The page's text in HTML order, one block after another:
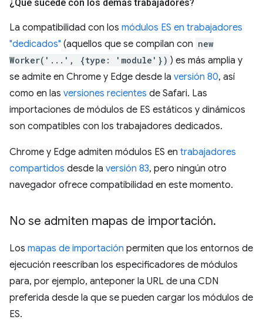
¿Qué sucede con los demás trabajadores?
La compatibilidad con los módulos ES en trabajadores
"dedicados" (aquellos que se compilan con new
Worker('...', {type: 'module'}) ) es más amplia y
se admite en Chrome y Edge desde la versión 80, así
como en las versiones recientes de Safari. Las
importaciones de módulos de ES estáticos y dinámicos
son compatibles con los trabajadores dedicados.
Chrome y Edge admiten módulos ES en trabajadores
compartidos desde la versión 83, pero ningún otro
navegador ofrece compatibilidad en este momento.
No se admiten mapas de importación.
Los mapas de importación permiten que los entornos de
ejecución reescriban los especificadores de módulos
para, por ejemplo, anteponer la URL de una CDN
preferida desde la que se pueden cargar los módulos de
ES.